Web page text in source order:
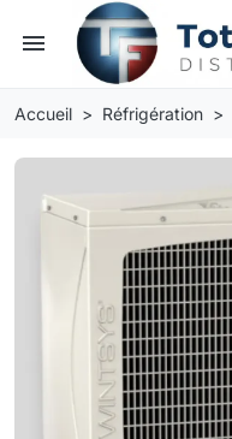
menu
Accueil Réfrigération